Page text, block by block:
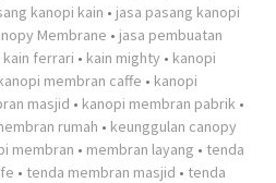
kanopi kain • jasa pasang kanopi
Membrane • jasa pembuatan
kain ferrari • kain mighty • kanopi
membran caffe • kanopi
masjid • kanopi membran pabrik •
rumah • keunggulan canopy
membran • membran layang • tenda
• tenda membran masjid • tenda